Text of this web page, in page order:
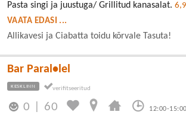
Pasta singi ja juustuga/ Grillitud kanasalat.
VAATA EDASI ...
Allikavesi ja Ciabatta toidu kõrvale Tasuta!
Bar Paral•lel
KESKLINN
0 60 12:00-15:00